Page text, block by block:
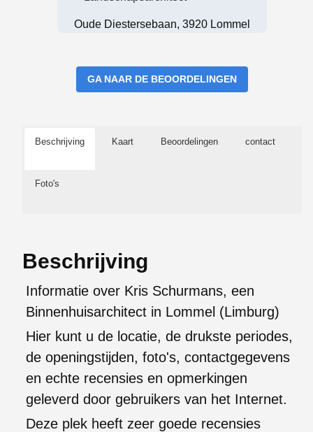
Oude Diestersebaan, 3920 Lommel
GA NAAR DE BEOORDELINGEN
Beschrijving Kaart Beoordelingen contact
Foto's
Beschrijving
Informatie over Kris Schurmans, een
Binnenhuisarchitect in Lommel (Limburg)
Hier kunt u de locatie, de drukste periodes,
de openingstijden, foto's, contactgegevens
en echte recensies en opmerkingen
geleverd door gebruikers van het Internet.
Deze plek heeft zeer goede recensies